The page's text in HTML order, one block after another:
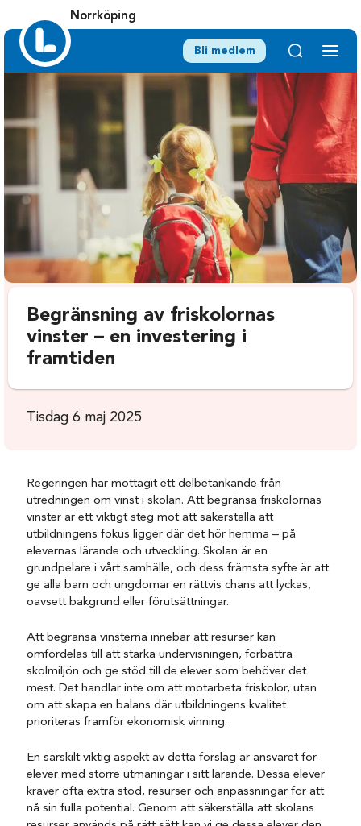
Norrköping
Bli medlem
Begränsning av friskolornas
vinster – en investering i
framtiden
Tisdag 6 maj 2025
Regeringen har mottagit ett delbetänkande från
utredningen om vinst i skolan. Att begränsa friskolornas
vinster är ett viktigt steg mot att säkerställa att
utbildningens fokus ligger där det hör hemma – på
elevernas lärande och utveckling. Skolan är en
grundpelare i vårt samhälle, och dess främsta syfte är att
ge alla barn och ungdomar en rättvis chans att lyckas,
oavsett bakgrund eller förutsättningar.
Att begränsa vinsterna innebär att resurser kan
omfördelas till att stärka undervisningen, förbättra
skolmiljön och ge stöd till de elever som behöver det
mest. Det handlar inte om att motarbeta friskolor, utan
om att skapa en balans där utbildningens kvalitet
prioriteras framför ekonomisk vinning.
En särskilt viktig aspekt av detta förslag är ansvaret för
elever med större utmaningar i sitt lärande. Dessa elever
kräver ofta extra stöd, resurser och anpassningar för att
nå sin fulla potential. Genom att säkerställa att skolans